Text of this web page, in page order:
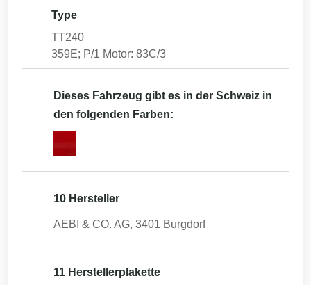
Type
TT240
359E; P/1 Motor: 83C/3
Dieses Fahrzeug gibt es in der Schweiz in
den folgenden Farben:
10 Hersteller
AEBI & CO. AG, 3401 Burgdorf
11 Herstellerplakette